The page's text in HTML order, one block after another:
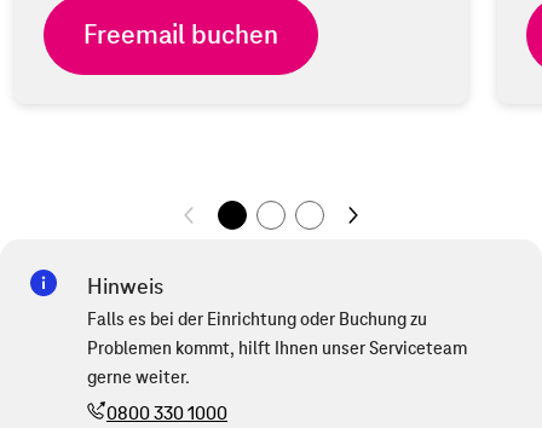
Freemail buchen
Hinweis
Falls es bei der Einrichtung oder Buchung zu
Problemen kommt, hilft Ihnen unser Serviceteam
gerne weiter.
0800 330 1000